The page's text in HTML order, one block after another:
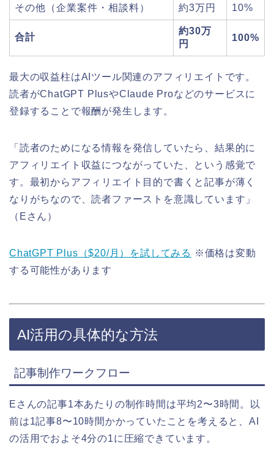
その他（企業案件・相談料） 約3万円 10%
合計
約30万
円
100%
最大の収益柱はAIツール関連のアフィリエイトです。
読者がChatGPT PlusやClaude Proなどのサービスに
登録することで報酬が発生します。
「読者のためになる情報を発信していたら、結果的に
アフィリエイト収益につながっていた、という感覚で
す。最初からアフィリエイト目的で書くと記事が薄く
なりがちなので、読者ファーストを意識しています」
（Eさん）
ChatGPT Plus（$20/月）を試してみる ※価格は変動
する可能性があります
AI活用の具体的な方法
記事制作ワークフロー
Eさんの記事1本あたりの制作時間は平均2〜3時間。以
前は1記事8〜10時間かかっていたことを考えると、AI
の活用でおよそ4分の1に圧縮できています。